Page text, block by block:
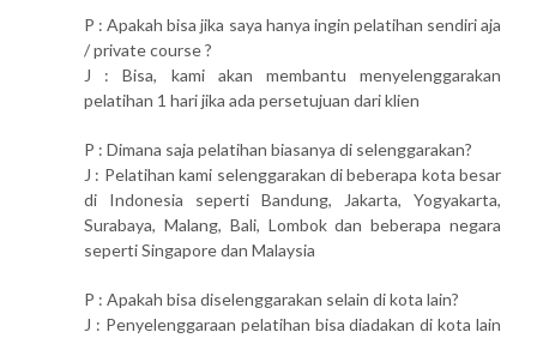
P : Apakah bisa jika saya hanya ingin pelatihan sendiri aja
/ private course ?
J : Bisa, kami akan membantu menyelenggarakan
pelatihan 1 hari jika ada persetujuan dari klien
P : Dimana saja pelatihan biasanya di selenggarakan?
J : Pelatihan kami selenggarakan di beberapa kota besar
di Indonesia seperti Bandung, Jakarta, Yogyakarta,
Surabaya, Malang, Bali, Lombok dan beberapa negara
seperti Singapore dan Malaysia
P : Apakah bisa diselenggarakan selain di kota lain?
J : Penyelenggaraan pelatihan bisa diadakan di kota lain